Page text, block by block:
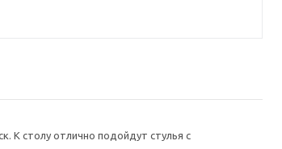
К столу отлично подойдут стулья с